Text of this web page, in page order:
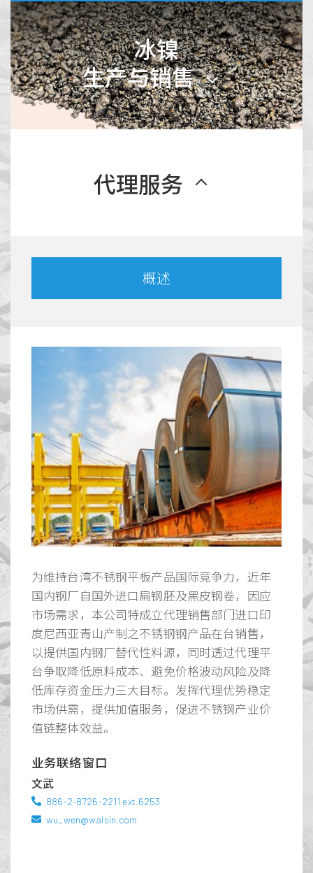
概述
制程
镍生铁主要供钢厂冶炼不锈钢，与废钢同为最
具成本优势的不锈钢原料。华新丽华长久以来
专注在不锈钢领域耕耘，体认到市场竞争加
剧、国际镍价与不锈钢原料价格连动性降低之
现况，遂注资于印度尼西亚苏拉威西岛成立华
新镍业公司，从事不锈钢上游原料镍生铁之生
产及销售，以强化上游原物料稳定供应与避
险。
业务联络窗口
文武
886-2-8726-2211 ext.6253
wu_wen@walsin.com
冰镍
生产与销售
概述
冰镍为储能电池主要材料之一，因应全球电动
车产业兴起，储能电池用镍需求持续提升。华
新丽华透过RKEF镍生铁转制冰镍之工艺跨入电
面对电池产业链持续蓬勃发展时，将使生产与
销售上保持高度竞争力。
业务联络窗口
文武
886-2-8726-2211 ext.6253
wu_wen@walsin.com
代理服务
概述
为维持台湾不锈钢平板产品国际竞争力，近年
国内钢厂自国外进口扁钢胚及黑皮钢卷，因应
市场需求，本公司特成立代理销售部门进口印
度尼西亚青山产制之不锈钢钢产品在台销售，
以提供国内钢厂替代性料源，同时透过代理平
台争取降低原料成本、避免价格波动风险及降
低库存资金压力三大目标。发挥代理优势稳定
市场供需，提供加值服务，促进不锈钢产业价
值链整体效益。
业务联络窗口
文武
886-2-8726-2211 ext.6253
wu_wen@walsin.com